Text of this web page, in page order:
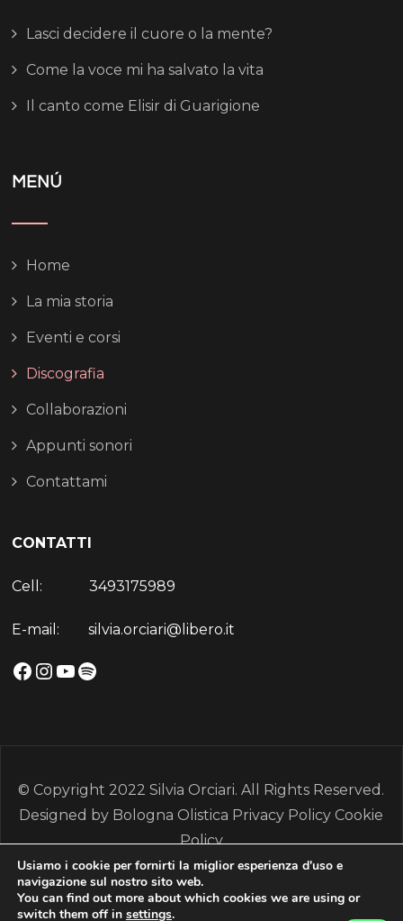
Lasci decidere il cuore o la mente?
Come la voce mi ha salvato la vita
Il canto come Elisir di Guarigione
MENÚ
Home
La mia storia
Eventi e corsi
Discografia
Collaborazioni
Appunti sonori
Contattami
CONTATTI
Cell: 3493175989
E-mail: silvia.orciari@libero.it
© Copyright 2022 Silvia Orciari. All Rights Reserved.
Designed by Bologna Olistica Privacy Policy Cookie
Policy
Usiamo i cookie per fornirti la miglior esperienza d'uso e
navigazione sul nostro sito web.
You can find out more about which cookies we are using or
switch them off in settings.